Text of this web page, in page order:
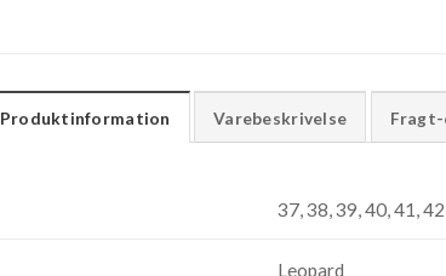
Produktinformation Varebeskrivelse
37, 38, 39, 40, 41,
Leopard